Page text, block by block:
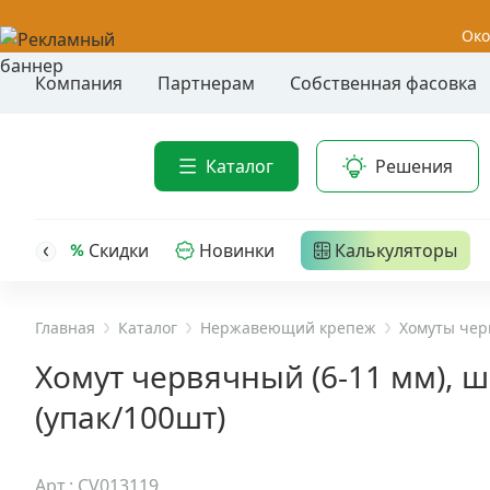
Компания Партнерам Собственная фасовка
Каталог Решения
Распродажа
Уценка
Кабельный крепеж
головкой
трех-
Скидки Новинки Калькуляторы
Главная Каталог Нержавеющий крепеж Хомуты
Хомут червячный (6-11 мм),
(упак/100шт)